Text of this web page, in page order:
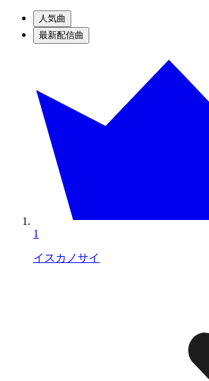
人気曲
最新配信曲
1
イスカノサイ